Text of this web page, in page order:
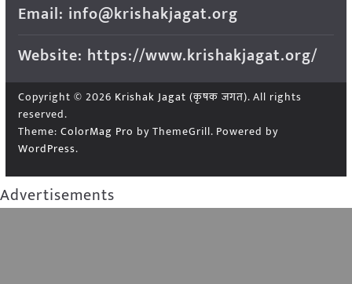
Email: info@krishakjagat.org
Website: https://www.krishakjagat.org/
Copyright © 2026 Krishak Jagat (कृषक जगत). All rights
reserved.
Theme: ColorMag Pro by ThemeGrill. Powered by
WordPress.
Advertisements